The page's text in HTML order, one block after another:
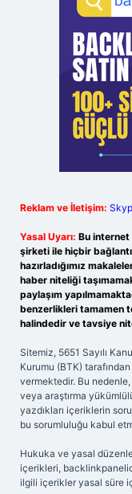
Reklam ve İletişim:
Yasal Uyarı: Bu internet
şirketi ile hiçbir
hazırladığımız
haber niteliği
paylaşım
benzerlikleri tamamen
halindedir ve tavsiye
Sitemiz, 5651 Sayılı
Kurumu (BTK)
vermektedir. Bu
veya araştırma
yazdıkları içeriklerin
bu sorumluluğu kabul
Hukuka ve yasal
içerikleri,
ilgili içerikler yasal süre